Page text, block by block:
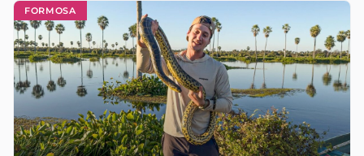
FORMOSA